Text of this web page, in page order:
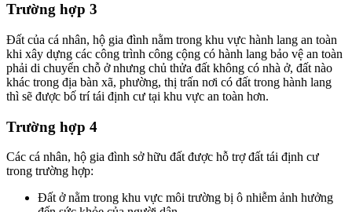
Trường hợp 3
Đất của cá nhân, hộ gia đình nằm trong khu vực hành lang an toàn
khi xây dựng các công trình công cộng có hành lang bảo vệ an toàn
phải di chuyển chỗ ở nhưng chủ thửa đất không có nhà ở, đất nào
khác trong địa bàn xã, phường, thị trấn nơi có đất trong hành lang
thì sẽ được bố trí tái định cư tại khu vực an toàn hơn.
Trường hợp 4
Các cá nhân, hộ gia đình sở hữu đất được hỗ trợ đất tái định cư
trong trường hợp:
Đất ở nằm trong khu vực môi trường bị ô nhiễm ảnh hưởng